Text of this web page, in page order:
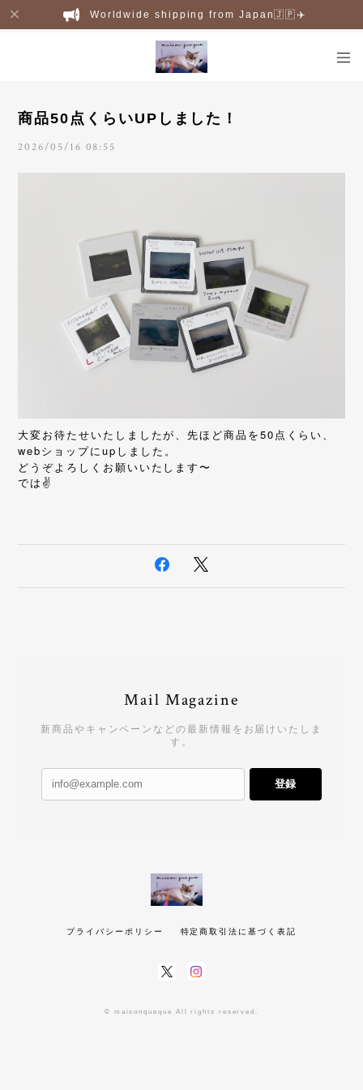
Worldwide shipping from Japan🇯🇵✈️
商品50点くらいUPしました！
2026/05/16 08:55
大変お待たせいたしましたが、先ほど商品を50点くらい、
webショップにupしました。
どうぞよろしくお願いいたします〜
では ✌️
Mail Magazine
新商品やキャンペーンなどの最新情報をお届けいたしま
す。
登録
プライバシーポリシー 特定商取引法に基づく表記
© maisonqueque All rights reserved.